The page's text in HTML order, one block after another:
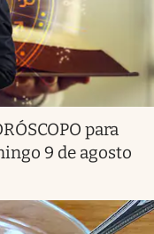
para
9 de agosto